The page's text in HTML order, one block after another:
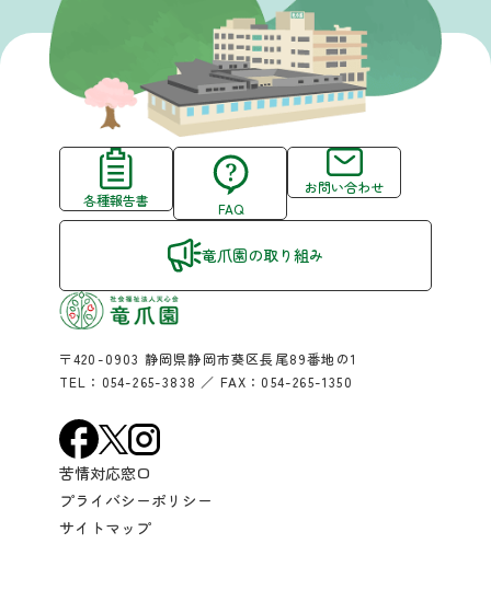
各種報告書 FAQ
お問い合わせ
竜爪園の取り組み
〒420-0903 静岡県静岡市葵区長尾89番地の1
TEL： 054-265-3838 ／ FAX：054-265-1350
苦情対応窓口
プライバシーポリシー
サイトマップ